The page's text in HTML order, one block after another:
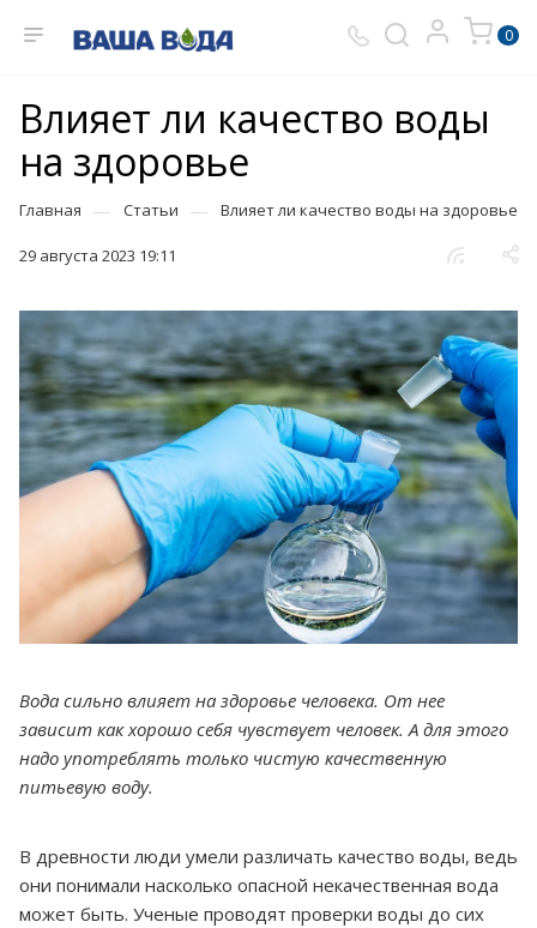
0
Влияет ли качество воды
на здоровье
Главная — Статьи — Влияет ли качество воды на здоровье
29 августа 2023 19:11
Вода сильно влияет на здоровье человека. От нее
зависит как хорошо себя чувствует человек. А для этого
надо употреблять только чистую качественную
питьевую воду.
В древности люди умели различать качество воды, ведь
они понимали насколько опасной некачественная вода
может быть. Ученые проводят проверки воды до сих